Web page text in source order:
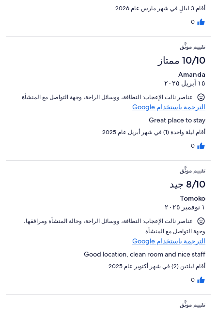
أقام 3 ليالٍ في شهر مارس عام 2026
0
تقييم موثَّق
10/10 ممتاز
Amanda
١٥ أبريل ٢٠٢٥
عناصر نالت الإعجاب: ⁦النظافة⁩، و⁦وسائل الراحة⁩، و⁦جهة التواصل مع المنشأة⁩
الترجمة باستخدام Google
Great place to stay
أقام ليلة واحدة (1) في شهر أبريل عام 2025
0
تقييم موثَّق
8/10 جيد
Tomoko
١ نوفمبر ٢٠٢٥
عناصر نالت الإعجاب: ⁦النظافة⁩، و⁦وسائل الراحة⁩، و⁦حالة المنشأة ومرافقها⁩،
و⁦جهة التواصل مع المنشأة⁩
الترجمة باستخدام Google
Good location, clean room and nice staff
أقام ليلتين (2) في شهر أكتوبر عام 2025
0
تقييم موثَّق